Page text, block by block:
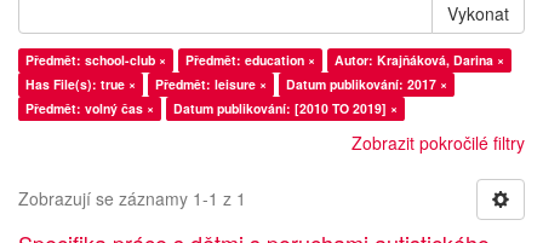
Vykonat
Předmět: school-club × Předmět: education ×
Autor: Krajňáková, Darina ×
Has File(s): true ×
Předmět: leisure ×
Datum publikování: 2017 ×
Předmět: volný čas ×
Datum publikování: [2010 TO 2019] ×
Zobrazit pokročilé filtry
Zobrazují se záznamy 1-1 z 1